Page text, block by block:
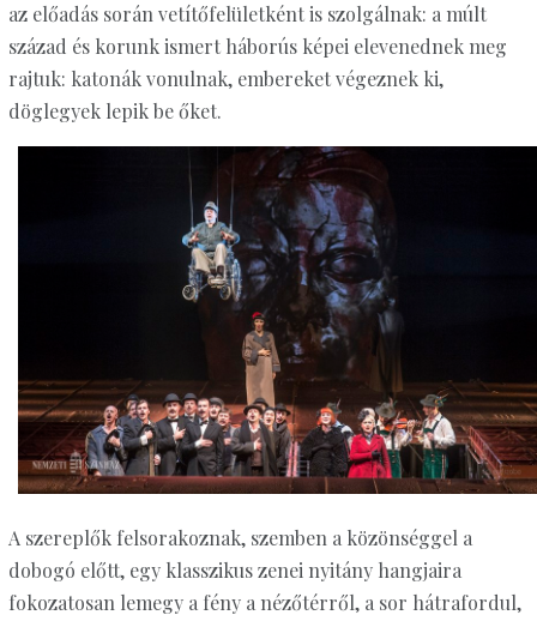
az előadás során vetítőfelületként is szolgálnak: a múlt
század és korunk ismert háborús képei elevenednek meg
rajtuk: katonák vonulnak, embereket végeznek ki,
döglegyek lepik be őket.
A szereplők felsorakoznak, szemben a közönséggel a
dobogó előtt, egy klasszikus zenei nyitány hangjaira
fokozatosan lemegy a fény a nézőtérről, a sor hátrafordul,